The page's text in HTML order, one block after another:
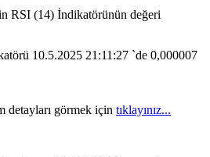
RSI (14) İndikatörünün değeri
10.5.2025 21:11:27 `de 0,000007
detayları görmek için tıklayınız...